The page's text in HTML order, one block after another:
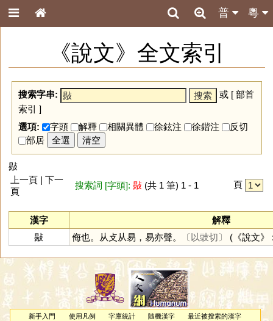
粵
普
《說文》全文索引
搜索字串: 或 [ 部首
索引 ]
選項:
字頭 解釋 相關異體 徐鉉注 徐鍇注
反切
部居
全選 清空
敡
上一頁 | 下一
頁
搜索詞 [字頭]: 敡(共 1 筆) 1 - 1 頁
漢字
解釋
敡
侮也。从攴从易，易亦聲。 〔以豉切〕 (《說文》
新手入門 使用凡例 字庫統計 隨機漢字
最近被搜索的漢字